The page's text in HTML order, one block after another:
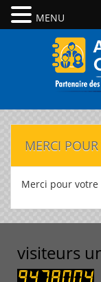
MERCI
Merci pour votre
visiteurs
MENU